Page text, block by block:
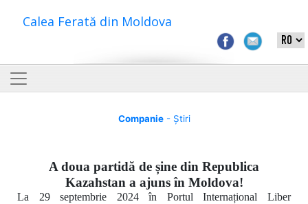
Calea Ferată din Moldova
Companie- Știri
A doua partidă de șine din Republica
Kazahstan a ajuns în Moldova!
La 29 septembrie 2024 în Portul Internațional Liber